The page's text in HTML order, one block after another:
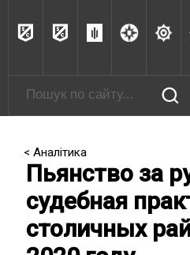
< Аналітика
Пьянство за
судебная
столичных